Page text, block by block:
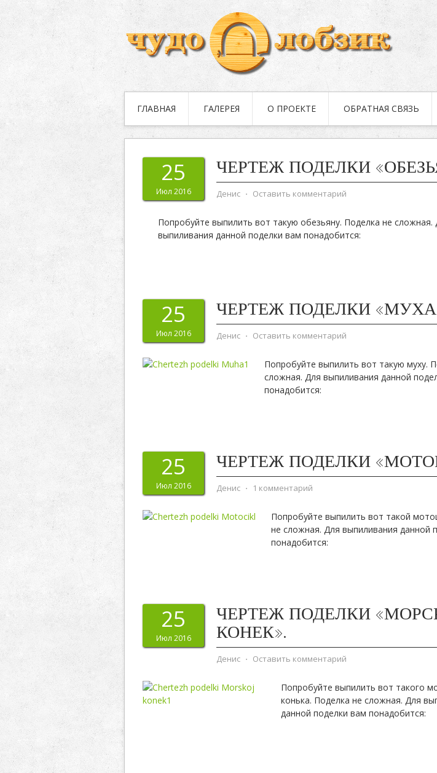
ГЛАВНАЯ ГАЛЕРЕЯ О ПРОЕКТЕ ОБРАТНАЯ СВЯЗЬ
25
Июл 2016
ЧЕРТЕЖ ПОДЕЛКИ
Денис ⋅ Оставить комментарий
Попробуйте выпилить вот такую обезьяну. Поделка не сложная.
выпиливания данной поделки вам понадобится:
25
Июл 2016
ЧЕРТЕЖ ПОДЕЛКИ
Денис ⋅ Оставить комментарий
Попробуйте выпилить вот такую муху.
сложная. Для выпиливания данной
понадобится:
25
Июл 2016
ЧЕРТЕЖ ПОДЕЛКИ
Денис ⋅ 1 комментарий
Попробуйте выпилить вот такой
не сложная. Для выпиливания данной
понадобится:
25
Июл 2016
ЧЕРТЕЖ ПОДЕЛКИ
КОНЕК».
Денис ⋅ Оставить комментарий
Попробуйте выпилить вот такого
конька. Поделка не сложная. Для
данной поделки вам понадобится: